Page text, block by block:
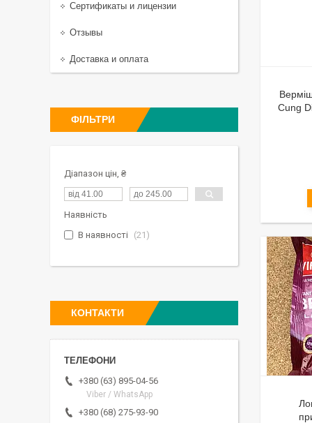
Cung
Сертификаты и лицензии
Отзывы
Доставка и оплата
ФІЛЬТРИ
Діапазон цін, ₴
Наявність
В наявності
21
КОНТАКТИ
+380 (63) 895-04-56
Viber / WhatsApp
+380 (68) 275-93-90